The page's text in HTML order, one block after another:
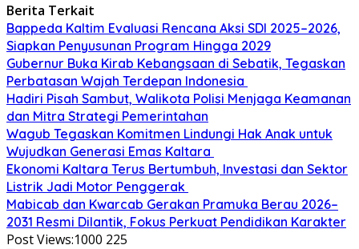
Berita Terkait
Bappeda Kaltim Evaluasi Rencana Aksi SDI 2025–2026,
Siapkan Penyusunan Program Hingga 2029
Gubernur Buka Kirab Kebangsaan di Sebatik, Tegaskan
Perbatasan Wajah Terdepan Indonesia
Hadiri Pisah Sambut, Walikota Polisi Menjaga Keamanan
dan Mitra Strategi Pemerintahan
Wagub Tegaskan Komitmen Lindungi Hak Anak untuk
Wujudkan Generasi Emas Kaltara
Ekonomi Kaltara Terus Bertumbuh, Investasi dan Sektor
Listrik Jadi Motor Penggerak
Mabicab dan Kwarcab Gerakan Pramuka Berau 2026–
2031 Resmi Dilantik, Fokus Perkuat Pendidikan Karakter
Post Views:1000 225